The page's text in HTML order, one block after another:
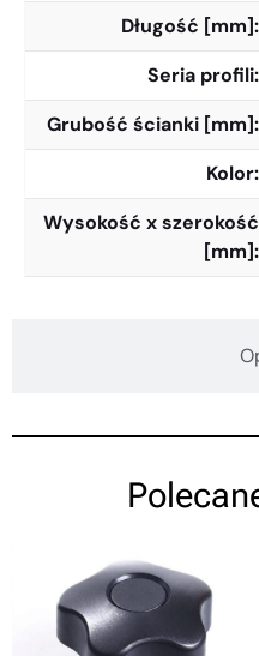
Długość [mm]
Seria profili
Grubość ścianki [mm]
Kolor
Wysokość x szerokość
[mm]